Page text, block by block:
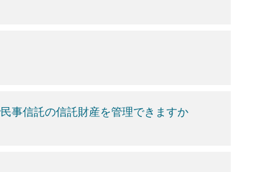
事信託の信託財産を管理できますか